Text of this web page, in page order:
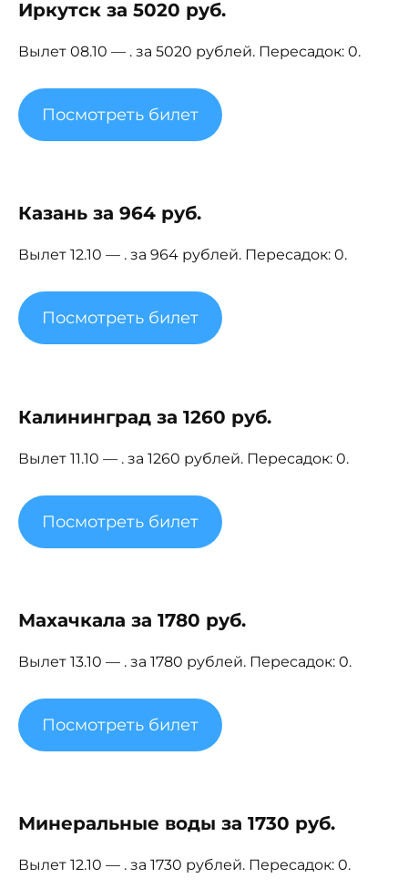
Иркутск за 5020 руб.
Вылет 08.10 — . за 5020 рублей. Пересадок: 0.
Посмотреть билет
Казань за 964 руб.
Вылет 12.10 — . за 964 рублей. Пересадок: 0.
Посмотреть билет
Калининград за 1260 руб.
Вылет 11.10 — . за 1260 рублей. Пересадок: 0.
Посмотреть билет
Махачкала за 1780 руб.
Вылет 13.10 — . за 1780 рублей. Пересадок: 0.
Посмотреть билет
Минеральные воды за 1730 руб.
Вылет 12.10 — . за 1730 рублей. Пересадок: 0.